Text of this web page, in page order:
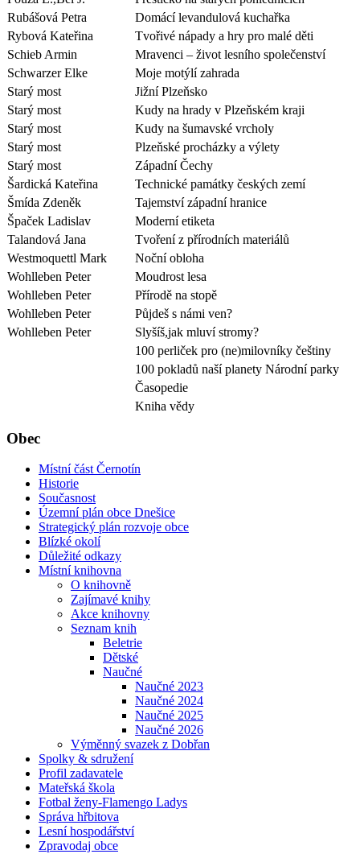
Rubášová Petra
Domácí levandulová kuchařka
Rybová Kateřina
Tvořivé nápady a hry pro malé děti
Schieb Armin
Mravenci – život lesního společenství
Schwarzer Elke
Moje motýlí zahrada
Starý most
Jižní Plzeňsko
Starý most
Kudy na hrady v Plzeňském kraji
Starý most
Kudy na šumavské vrcholy
Starý most
Plzeňské procházky a výlety
Starý most
Západní Čechy
Šardická Kateřina
Technické památky českých zemí
Šmída Zdeněk
Tajemství západní hranice
Špaček Ladislav
Moderní etiketa
Talandová Jana
Tvoření z přírodních materiálů
Westmoquettl Mark
Noční obloha
Wohlleben Peter
Moudrost lesa
Wohlleben Peter
Přírodě na stopě
Wohlleben Peter
Půjdeš s námi ven?
Wohlleben Peter
Slyšíš,jak mluví stromy?
100 perliček pro (ne)milovníky češtiny
100 pokladů naší planety Národní parky
Časopedie
Kniha vědy
Obec
Místní část Černotín
Historie
Současnost
Územní plán obce Dnešice
Strategický plán rozvoje obce
Blízké okolí
Důležité odkazy
Místní knihovna
O knihovně
Zajímavé knihy
Akce knihovny
Seznam knih
Beletrie
Dětské
Naučné
Naučné 2023
Naučné 2024
Naučné 2025
Naučné 2026
Výměnný svazek z Dobřan
Spolky & sdružení
Profil zadavatele
Mateřská škola
Fotbal ženy-Flamengo Ladys
Správa hřbitova
Lesní hospodářství
Zpravodaj obce